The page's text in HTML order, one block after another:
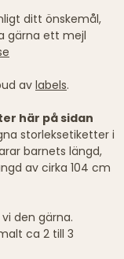
ditt önskemål,
gärna ett mejl
av labels.
här på sidan
storleksetiketter i
barnets längd,
av cirka 104 cm
den gärna.
ca 2 till 3